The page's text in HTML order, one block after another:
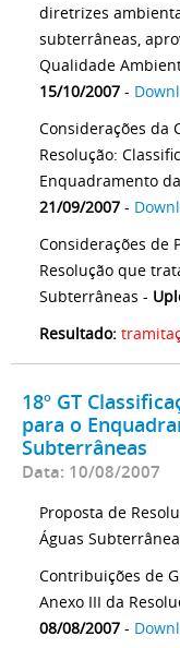
diretrizes
subterrâneas,
Qualidade
15/10/2007 -
Considerações da
Resolução:
Enquadramento
21/09/2007 -
Considerações de
Resolução que
Subterrâneas -
Resultado:
18º GT
para o
Subterrâneas
Data: 10/08/2007
Proposta de
Águas
Contribuições de
Anexo III da
08/08/2007 -